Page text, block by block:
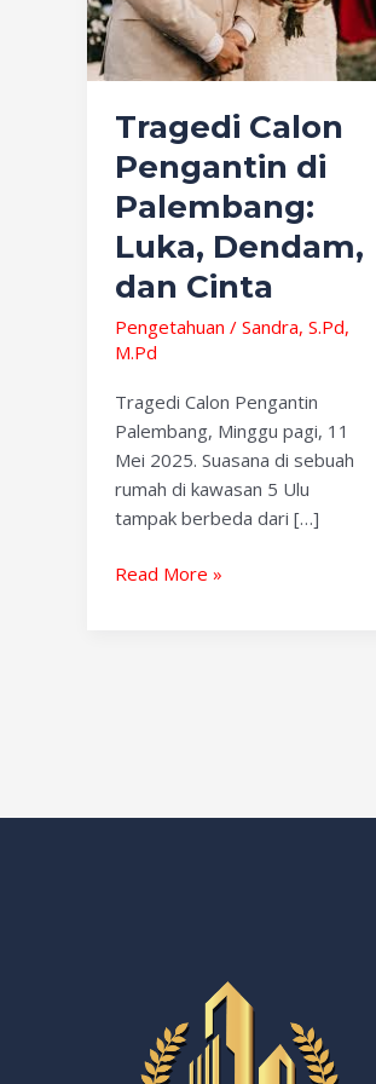
Tragedi Calon
Pengantin di
Palembang:
Luka, Dendam,
dan Cinta
Pengetahuan / Sandra, S.Pd,
M.Pd
Tragedi Calon Pengantin
Palembang, Minggu pagi, 11
Mei 2025. Suasana di sebuah
rumah di kawasan 5 Ulu
tampak berbeda dari […]
Luka,
Dendam,
dan
Cinta
Read More »